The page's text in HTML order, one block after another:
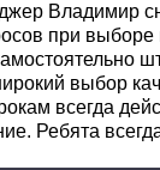
Владимир
при выборе
выбор
всегда
Ребята